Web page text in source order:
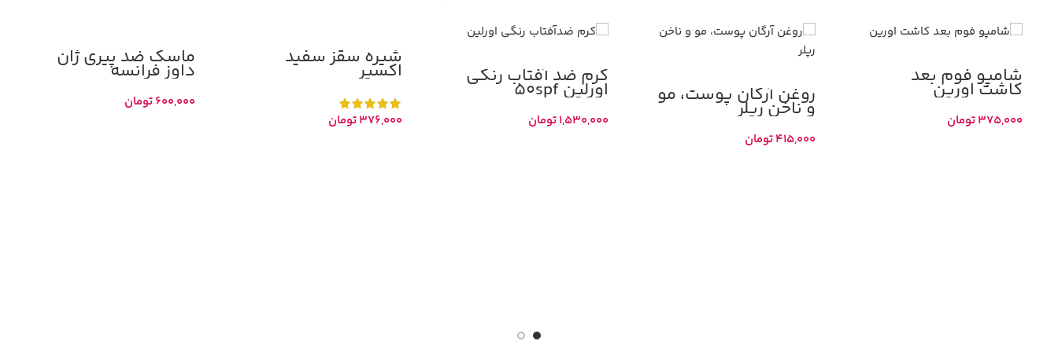
شامپو فوم بعد
کاشت اورین
375,000تومان
روغن آرگان پوست، مو
و ناخن رپلر
415,000تومان
کرم ضد آفتاب رنگی
اورلین 50spf
1,530,000تومان
شیره سقز سفید
اکسیر
376,000تومان
ماسک ضد پیری ژان
داوز فرانسه
600,000تومان